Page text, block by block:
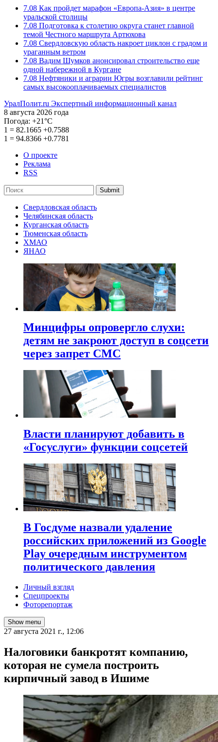
7.08 Как пройдет марафон «Европа-Азия» в центре
уральской столицы
7.08 Подготовка к столетию округа станет главной
темой Честного маршрута Артюхова
7.08 Свердловскую область накроет циклон с градом и
ураганным ветром
7.08 Вадим Шумков анонсировал строительство еще
одной набережной в Кургане
7.08 Нефтяники и аграрии Югры возглавили рейтинг
самых высокооплачиваемых специалистов
УралПолит.ru Экспертный информационный канал
8 августа 2026 года
Погода: +21°С
1 = 82.1665 +0.7588
1 = 94.8366 +0.7781
О проекте
Реклама
RSS
Submit
Свердловская область
Челябинская область
Курганская область
Тюменская область
ХМАО
ЯНАО
Минцифры опровергло слухи:
детям не закроют доступ в соцсети
через запрет СМС
Власти планируют добавить в
«Госуслуги» функции соцсетей
В Госдуме назвали удаление
российских приложений из Google
Play очередным инструментом
политического давления
Личный взгляд
Спецпроекты
Фоторепортаж
Show menu
27 августа 2021 г., 12:06
​Налоговики банкротят компанию,
которая не сумела построить
кирпичный завод в Ишиме